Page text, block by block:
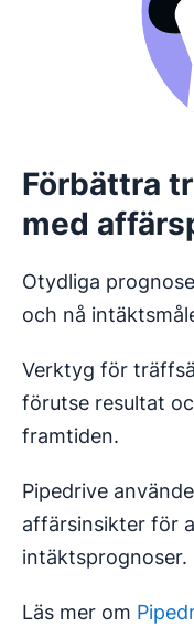
Förbättra
med
Otydliga
och nå
Verktyg för
förutse resultat
framtiden.
Pipedrive
affärsinsikter för
intäktsprognoser.
Läs mer om